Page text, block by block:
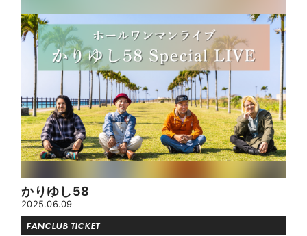
かりゆし58
2025.06.09
FANCLUB TICKET